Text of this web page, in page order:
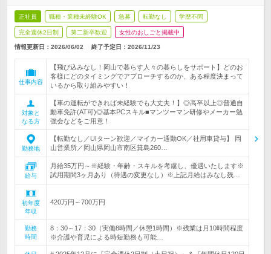
正社員 職種・業種未経験OK 急募 転勤なし 学歴不問
完全週休2日制 第二新卒歓迎 女性のおしごと掲載中
情報更新日：2026/06/02 終了予定日： 2026/11/23
仕事内容
【飛び込みなし！岡山で暮らす人々の暮らしをサポート】どのお
客様にどのタイミングでアプローチするのか、ある程度決まって
いるから取り組みやすい！
対象と
なる方
【車の運転ができれば未経験でも大丈夫！】◎高卒以上◎普通自
動車免許(AT可)◎基本PCスキル■マンツーマン研修やメーカー勉
強会などをご用意！
勤務地
【転勤なし／UIターン歓迎／マイカー通勤OK／社用車貸与】 岡
山営業所／岡山県岡山市南区箕島260…
給与
月給35万円～※経験・年齢・スキルを考慮し、優遇いたします※
試用期間3ヶ月あり（待遇の変更なし）※上記月給はみなし残…
初年度
年収
420万円～700万円
勤務
時間
8：30～17：30（実働8時間／休憩1時間）※残業は月10時間程度
※介護や育児による時短勤務も可能…